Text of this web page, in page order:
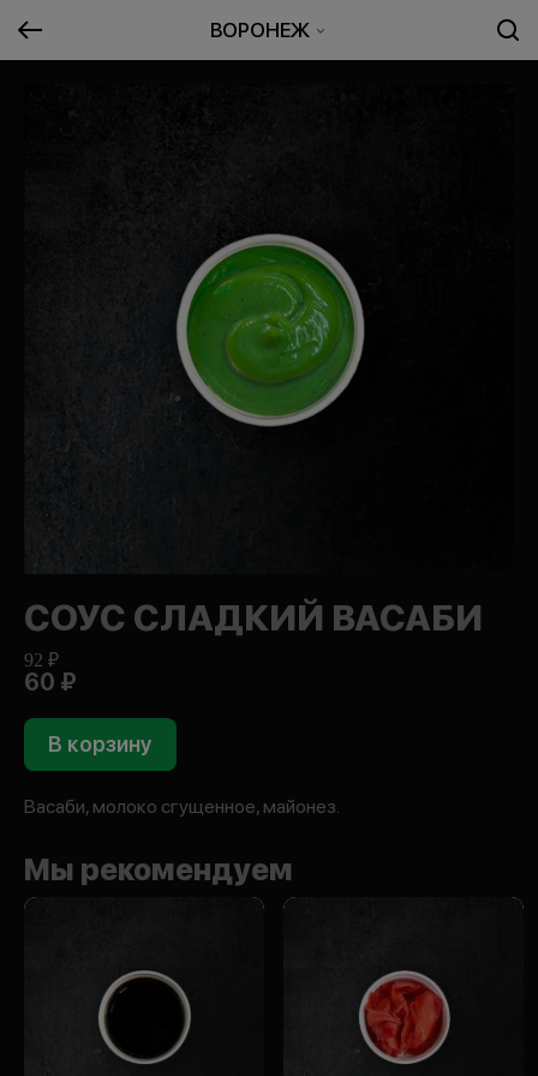
ВОРОНЕЖ
СОУС СЛАДКИЙ ВАСАБИ
92 ₽
60 ₽
В корзину
Васаби, молоко сгущенное, майонез.
Мы рекомендуем